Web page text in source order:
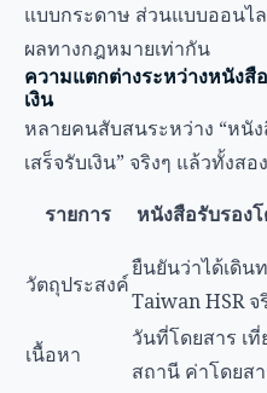
แบบกระดาษ ส่วนแบบออนไ
ผลทางกฎหมายเท่ากัน
ความแตกต่างระหว่างหนังสื
เงิน
หลายคนสับสนระหว่าง “หนัง
เสร็จรับเงิน” จริงๆ แล้วทั้งส
รายการ
หนังสือรับรอง
วัตถุประสงค์
ยืนยันว่าได้เดิน
Taiwan HSR จ
เนื้อหา
วันที่โดยสาร เที่
สถานี ค่าโดยส